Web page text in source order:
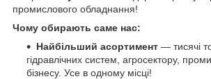
промислового обладнання!
Чому обирають саме нас:
Найбільший асортимент — тисячі
гідравлічних систем, агросектору,
бізнесу. Усе в одному місці!